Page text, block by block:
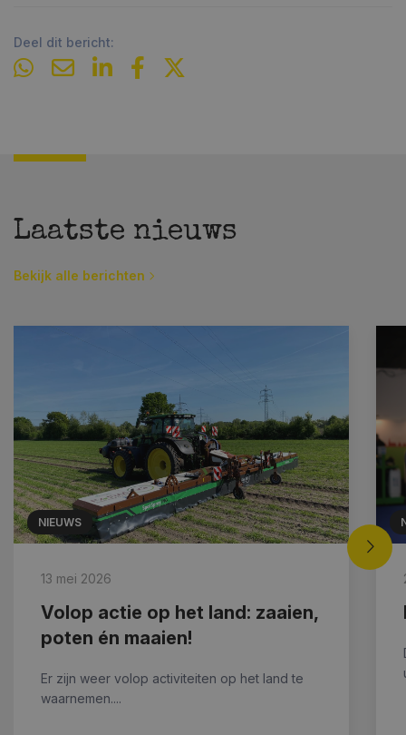
Deel dit bericht:
Laatste nieuws
Bekijk alle berichten
NIEUWS
13 mei 2026
Volop actie op het land: zaaien,
poten én maaien!
Er zijn weer volop activiteiten op het land te
waarnemen....